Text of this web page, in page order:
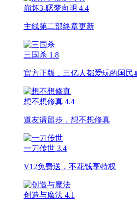
崩坏3-曙梦向明 4.4
主线第二部终章更新
三国杀 1.8
官方正版，三亿人都爱玩的国民
想不想修真 4.4
道友请留步，想不想修真
一刀传世 3.4
V12免费送，不花钱享特权
创造与魔法 4.1